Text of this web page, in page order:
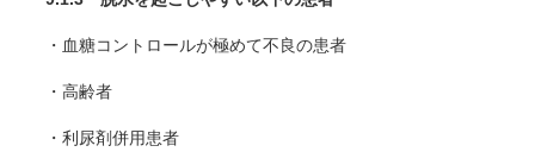
・血糖コントロールが極めて不良の患者
・高齢者
・利尿剤併用患者